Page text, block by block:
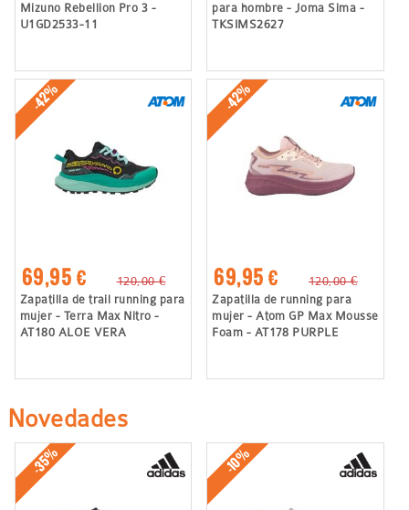
Mizuno Rebellion Pro 3 -
U1GD2533-11
para hombre - Joma Sima -
TKSIMS2627
-42%
69,95 €
120,00 €
Zapatilla de trail running para
mujer - Terra Max Nitro -
AT180 ALOE VERA
-42%
69,95 €
120,00 €
Zapatilla de running para
mujer - Atom GP Max Mousse
Foam - AT178 PURPLE
Novedades
-35% -10%